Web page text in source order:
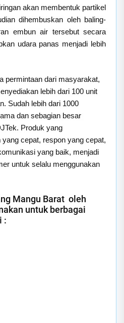
akan membentuk partikel
dihembuskan oleh baling-
embun air tersebut secara
udara panas menjadi lebih
permintaan dari masyarakat,
lebih dari 100 unit
Sudah lebih dari 1000
dan sebagian besar
Produk yang
cepat, respon yang cepat,
yang baik, menjadi
untuk selalu menggunakan
Mangu Barat oleh
untuk berbagai
: